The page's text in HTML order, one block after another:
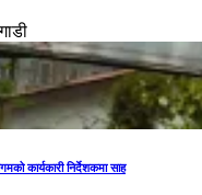
कार्यकारी निर्देशकमा साह